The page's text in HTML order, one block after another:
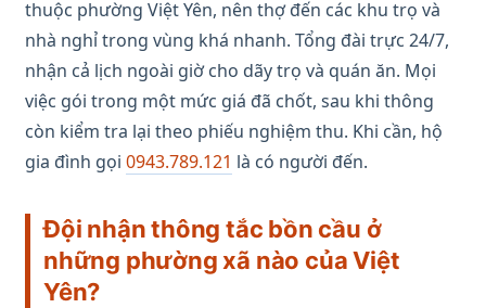
thuộc phường Việt Yên, nên thợ đến các khu trọ và
nhà nghỉ trong vùng khá nhanh. Tổng đài trực 24/7,
nhận cả lịch ngoài giờ cho dãy trọ và quán ăn. Mọi
việc gói trong một mức giá đã chốt, sau khi thông
còn kiểm tra lại theo phiếu nghiệm thu. Khi cần, hộ
gia đình gọi 0943.789.121 là có người đến.
Đội nhận thông tắc bồn cầu ở
những phường xã nào của Việt
Yên?